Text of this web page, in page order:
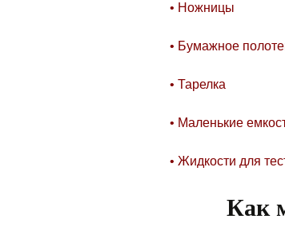
• Ножницы
• Бумажное
• Тарелка
• Маленькие
• Жидкости для
Как